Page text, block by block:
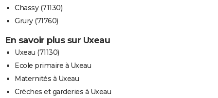
Chassy (71130)
Grury (71760)
En savoir plus sur Uxeau
Uxeau (71130)
Ecole primaire à Uxeau
Maternités à Uxeau
Crèches et garderies à Uxeau